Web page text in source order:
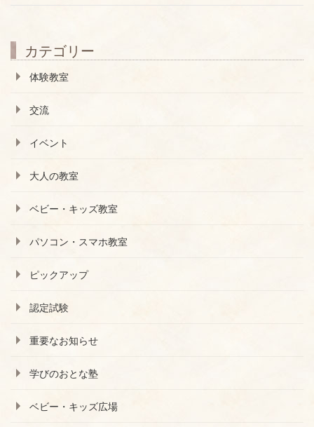
カテゴリー
体験教室
交流
イベント
大人の教室
ベビー・キッズ教室
パソコン・スマホ教室
ピックアップ
認定試験
重要なお知らせ
学びのおとな塾
ベビー・キッズ広場